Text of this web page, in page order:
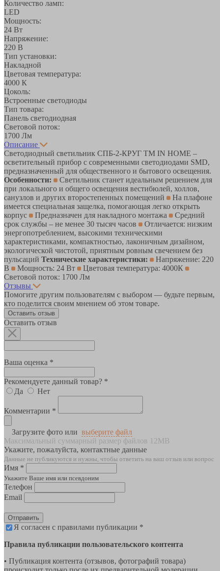
Количество ламп:
LED
Мощность:
24 Вт
Напряжение:
220 В
Тип установки:
Накладной
Цветовая температура:
4000 К
Цоколь:
Встроенные светодиоды
Тип товара:
Панель светодиодная
Световой поток:
1700 Лм
Описание
Светодиодный светильник СПБ-2-КРУГ ТМ IN HOME –
осветительный прибор с современными светодиодами SMD,
предназначенный для общественного и бытового освещения.
Особенности:
Светильник станет идеальным решением для
при локального и общего освещения вестибюлей, холлов,
санузлов и других второстепенных помещений
На плафоне
имеется специальная защелка, помогающая легко открыть
корпус
Предназначен для накладного монтажа
Средний
срок службы – не менее 30 тысяч часов
Отличается: низким
энергопотреблением, высокими техническими
характеристиками, компактностью, лаконичным дизайном,
экологической чистотой, приятным ровным свечением без
пульсаций Технические характеристики:
Напряжение: 220
В
Мощность: 24 Вт
Цветовая температура: 4000К
Световой поток: 1700 Лм
Отзывы
Помогите другим пользователям с выбором — будьте первым,
кто поделится своим мнением об этом товаре.
Оставить отзыв
Оставить отзыв
Ваша оценка *
Рекомендуете данный товар? *
Да
Нет
Комментарии *
Загрузите фото или выберите файл
Максимальный суммарный размер файлов 12MB
Укажите, пожалуйста, контактные данные
Данные не публикуются и нужны, чтобы ответить на ваш отзыв или вопрос
Имя *
Укажите Ваше имя или псевдоним
Телефон
Email
Отправить
Я согласен с правилами публикации *
Правила публикации пользовательского контента
• Публикация контента (отзывов, фотографий товара)